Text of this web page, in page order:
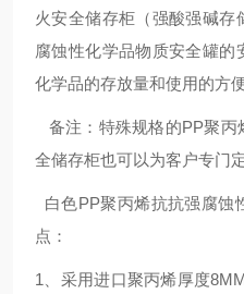
火安全储存柜（强酸强碱存
腐蚀性化学品物质安全罐的
化学品的存放量和使用的方便
备注： 特殊规格的PP聚丙
全储存柜也可以为客户专门定
白色PP聚丙烯抗抗强腐蚀
点：
1、 采用进口聚丙烯厚度